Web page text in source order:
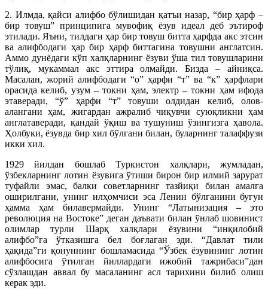
2. Илмда, қайси алифбо бўлишидан қатъи назар, “бир ҳарф –
бир товуш” принципига мувофиқ ёзув идеал деб эътироф
этилади. Яъни, тилдаги ҳар бир товуш битта ҳарфда акс этсин
ва алифбодаги ҳар бир ҳарф биттагина товушни англатсин.
Аммо дунёдаги кўп халқларнинг ёзуви ўша тил товушларини
тўлиқ, мукаммал акс эттира олмайди. Бизда – айниқса.
Масалан, жорий алифбодаги “о” ҳарфи “т” ва “к” ҳарфлари
орасида келиб, узум – токни ҳам, электр – токни ҳам ифода
этаверади, “ў” ҳарфи “т” товуши олдидан келиб, олов-
алангани ҳам, жигардан ажралиб чиқувчи суюқликни ҳам
англатаверади, қандай ўқиш ва тушуниш ўзингизга ҳавола.
Ҳолбуки, ёзувда бир хил бўлгани билан, буларнинг талаффузи
икки хил.
1929 йилдан бошлаб Туркистон халқлари, жумладан,
ўзбекларнинг лотин ёзувига ўтиши бирон бир илмий зарурат
туфайли эмас, балки советларнинг тазйиқи билан амалга
оширилгани, унинг илҳомчиси эса Ленин бўлганини бугун
ҳамма ҳам билавермайди. Унинг “Латынизация – это
революция на Востоке” деган даъвати билан ўнлаб шовинист
олимлар турли Шарқ халқлари ёзувини “инқилобий
алифбо”га ўтказишга бел боғлаган эди. “Давлат тили
ҳақида”ги қонуннинг бошламасида “Ўзбек ёзувининг лотин
алифбосига ўтилган йиллардаги ижобий тажрибаси”дан
сўзлашдан аввал бу масаланинг асл тарихини билиб олиш
керак эди.